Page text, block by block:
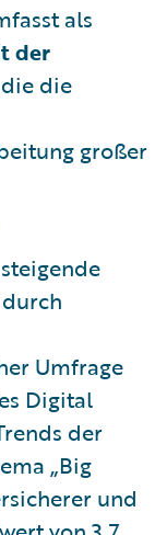
als
der
die
großer
Umfrage
Digital
der
„Big
und